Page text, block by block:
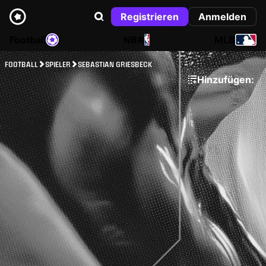
Registrieren
Anmelden
NBA
FOOTBALL SPIELER SEBASTIAN GRIESBECK
Hinzufügen: